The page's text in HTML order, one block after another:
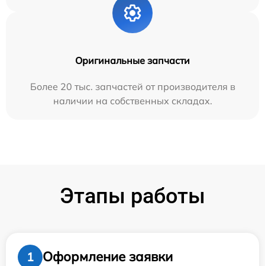
Оригинальные запчасти
Более 20 тыс. запчастей от производителя в
наличии на собственных складах.
Этапы работы
1
Оформление заявки